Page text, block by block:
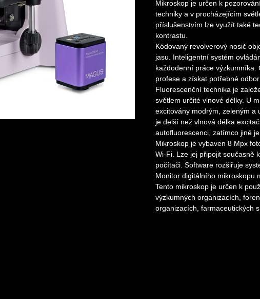
Mikroskop je určen k
techniky a v procházejícím
příslušenstvím lze využít také
kontrastu.
Kódovaný revolverový nosič
jasu. Inteligentní systém
každodenní práce
profese a získat potřebné
Fluorescenční technika je
světlem určité vlnové délky. U
excitovány modrým, zeleným a
je delší než vlnová délka
autofluorescenci, zatímco jiné
Mikroskop je vybaven 8 Mpx
Wi-Fi. Lze jej připojit současně
počítači. Software rozšiřuje
Monitor digitálního mikroskopu
Tento mikroskop je určen k
výzkumných organizacích,
organizacích, farmaceutických